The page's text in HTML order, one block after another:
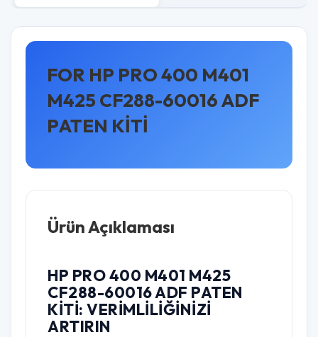
FOR HP PRO 400 M401
M425 CF288-60016 ADF
PATEN KİTİ
Ürün Açıklaması
HP PRO 400 M401 M425
CF288-60016 ADF PATEN
KITI: VERIMLILIĞINIZI
ARTIRIN